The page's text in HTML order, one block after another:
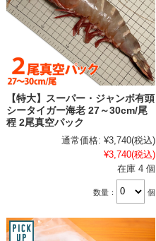
【特大】スーパー・ジャンボ有頭
シータイガー海老 27～30cm/尾
程 2尾真空パック
通常価格: ¥3,740(税込)
¥3,740(税込)
在庫 4 個
数量： 個